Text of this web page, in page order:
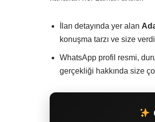
İlan detayında yer alan
konuşma tarzı ve size
WhatsApp profil resmi,
gerçekliği hakkında size